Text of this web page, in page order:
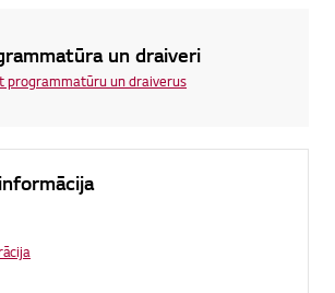
un draiveri
programmatūru un draiverus